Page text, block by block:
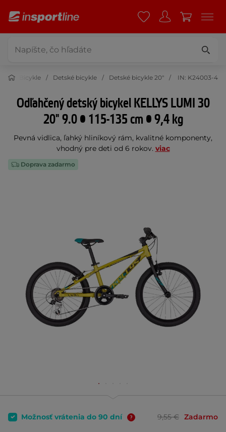
Bicykle Detské bicykle Detské bicykle 20" IN: K24003-4
Odľahčený detský bicykel KELLYS LUMI 30
20" 9.0 • 115-135 cm • 9,4 kg
Pevná vidlica, ľahký hliníkový rám, kvalitné komponenty,
vhodný pre deti od 6 rokov. viac
Doprava zadarmo
Možnosť vrátenia do 90 dní 9,55 € Zadarmo